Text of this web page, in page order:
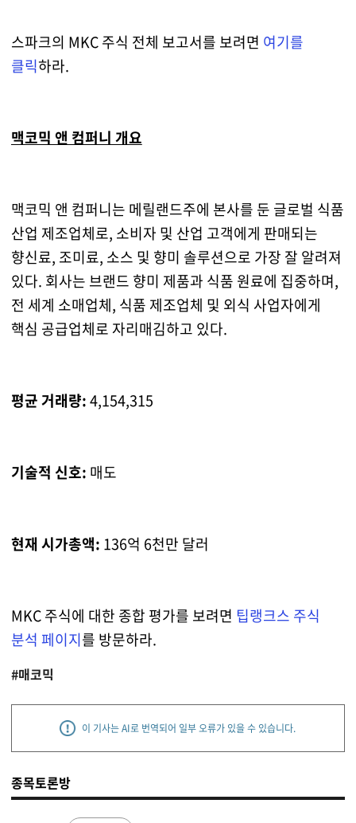
스파크의 MKC 주식 전체 보고서를 보려면 여기를
클릭하라.
맥코믹 앤 컴퍼니 개요
맥코믹 앤 컴퍼니는 메릴랜드주에 본사를 둔 글로벌 식품
산업 제조업체로, 소비자 및 산업 고객에게 판매되는
향신료, 조미료, 소스 및 향미 솔루션으로 가장 잘 알려져
있다. 회사는 브랜드 향미 제품과 식품 원료에 집중하며,
전 세계 소매업체, 식품 제조업체 및 외식 사업자에게
핵심 공급업체로 자리매김하고 있다.
평균 거래량:4,154,315
기술적 신호: 매도
현재 시가총액: 136억 6천만 달러
MKC 주식에 대한 종합 평가를 보려면 팁랭크스 주식
분석 페이지를 방문하라.
#매코믹
이 기사는 AI로 번역되어 일부 오류가 있을 수 있습니다.
종목토론방